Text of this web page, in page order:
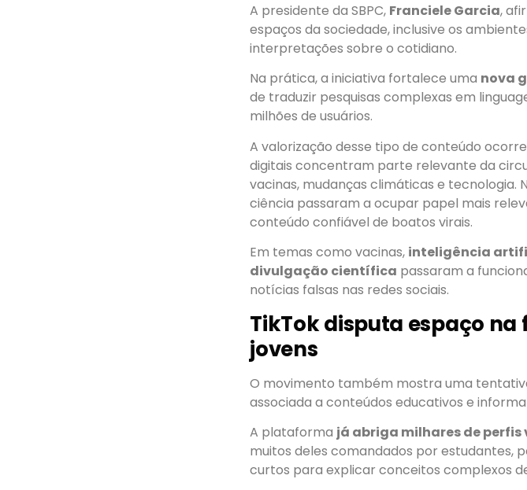
A presidente da SBPC, Franciele Garcia,
espaços da sociedade, inclusive os
interpretações sobre o cotidiano.
Na prática, a iniciativa fortalece uma nova
de traduzir pesquisas complexas em
milhões de usuários.
A valorização desse tipo de conteúdo
digitais concentram parte relevante da
vacinas, mudanças climáticas e tecnologia.
ciência passaram a ocupar papel mais
conteúdo confiável de boatos virais.
Em temas como vacinas, inteligência
divulgação científica passaram a
notícias falsas nas redes sociais.
TikTok disputa espaço
jovens
O movimento também mostra uma
associada a conteúdos educativos e
A plataforma já abriga milhares de
muitos deles comandados por estudantes,
curtos para explicar conceitos complexos